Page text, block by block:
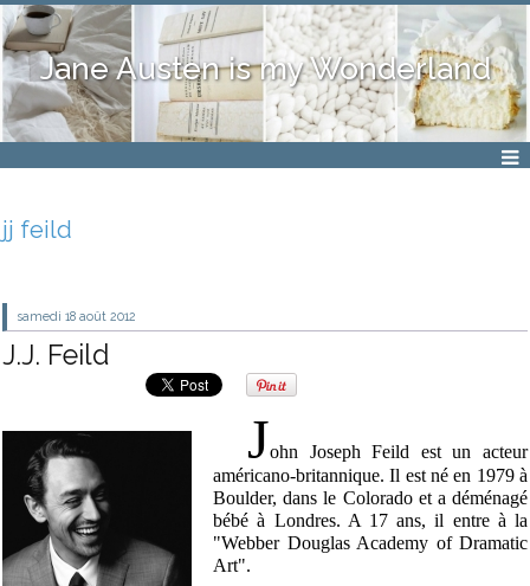
Jane Austen is my Wonderland
jj feild
samedi 18 août 2012
J.J. Feild
John Joseph Feild est un acteur
américano-britannique. Il est né en 1979 à
Boulder, dans le Colorado et a déménagé
bébé à Londres. A 17 ans, il entre à la
"Webber Douglas Academy of Dramatic
Art".